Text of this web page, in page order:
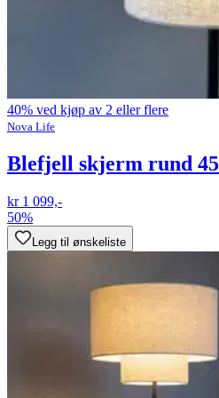
40% ved kjøp av 2 eller flere
Nova Life
Blefjell skjerm rund
kr 1 099,-
50%
Legg til ønskeliste